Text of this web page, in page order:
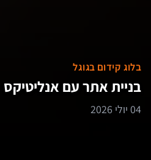
בלוג קידום בגוגל
בניית אתר עם אנליטיקס
04 יולי 2026